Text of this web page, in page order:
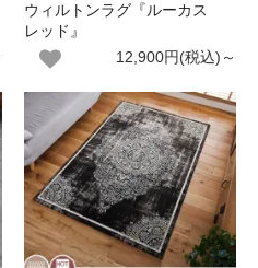
ウィルトンラグ『ルーカス
レッド』
12,900円(税込)～